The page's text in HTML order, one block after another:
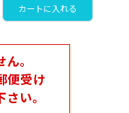
カートに入れる
。
便受け
い。